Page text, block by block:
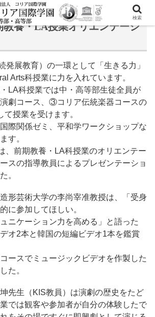
教養・LA授業オリエンテーシ
発展教育）の一環として「生きる力」
Arts科授業に力を入れています。
LA科授業では中・高等部生徒全員が
劇コース、③コリア伝統楽器コースの
授業を受けます。
際関係ゼミ、平和学ワークショップな
す。
、前期教養・LA科授業のオリエンテー
スの指導教員によるプレゼンテーショ
。
形芸術大学の李尚宰准教授は、「受身
に参加してほしい。
ニケーション力を高める」と語った
オ2本と韓国の短編ビデオ1本を鑑賞
ースでミュージックビデオを作製した
た。
先生（KIS教員）は演劇の歴史をたど
では観客や参加者が自分の体験したで
検索